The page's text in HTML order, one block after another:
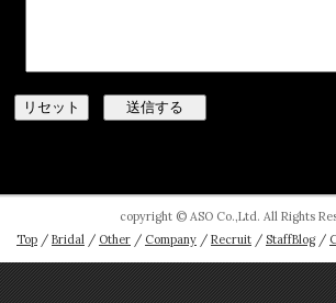
copyright © ASO Co.,Ltd. All Rights
Top / Bridal / Other / Company / Recruit / StaffBlog/